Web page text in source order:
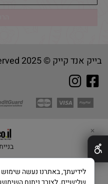
בייק אנד קייק © 2025 All Rights Reserved
✕